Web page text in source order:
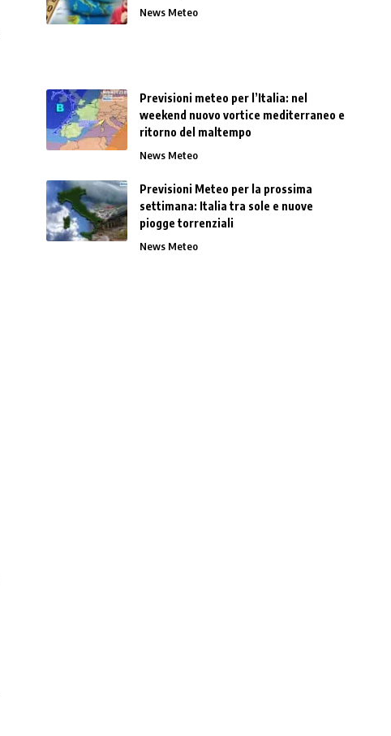
News Meteo
Previsioni meteo per l’Italia: nel
weekend nuovo vortice mediterraneo e
ritorno del maltempo
News Meteo
Previsioni Meteo per la prossima
settimana: Italia tra sole e nuove
piogge torrenziali
News Meteo